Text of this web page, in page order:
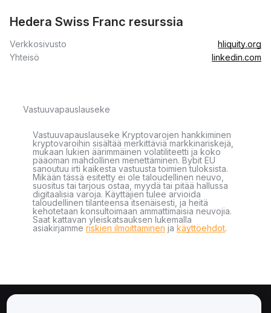
Hedera Swiss Franc resurssia
Verkkosivusto
hliquity.org
Yhteisö
linkedin.com
Vastuuvapauslauseke
Vastuuvapauslauseke Kryptovarojen hankkiminen
kryptovaroihin sisältää merkittäviä markkinariskejä,
mukaan lukien äärimmäinen volatiliteetti ja koko
pääoman mahdollinen menettäminen. Bybit EU
sanoutuu irti kaikesta vastuusta toimien tuloksista.
Mikään tässä esitetty ei ole taloudellinen neuvo,
suositus tai tarjous ostaa, myydä tai pitää hallussa
digitaalisia varoja. Käyttäjien tulee arvioida
taloudellinen tilanteensa itsenäisesti, ja heitä
kehotetaan konsultoimaan ammattimaisia neuvojia.
Saat kattavan yleiskatsauksen lukemalla
asiakirjamme riskien ilmoittaminen ja käyttöehdot.